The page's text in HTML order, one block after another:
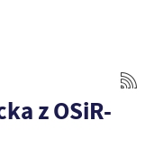
z OSiR-